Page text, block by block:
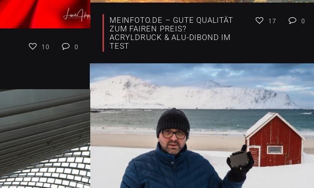
MEINFOTO.DE – GUTE QUALITÄT
ZUM FAIREN PREIS?
ACRYLDRUCK & ALU-DIBOND IM
TEST
17 0
10 0